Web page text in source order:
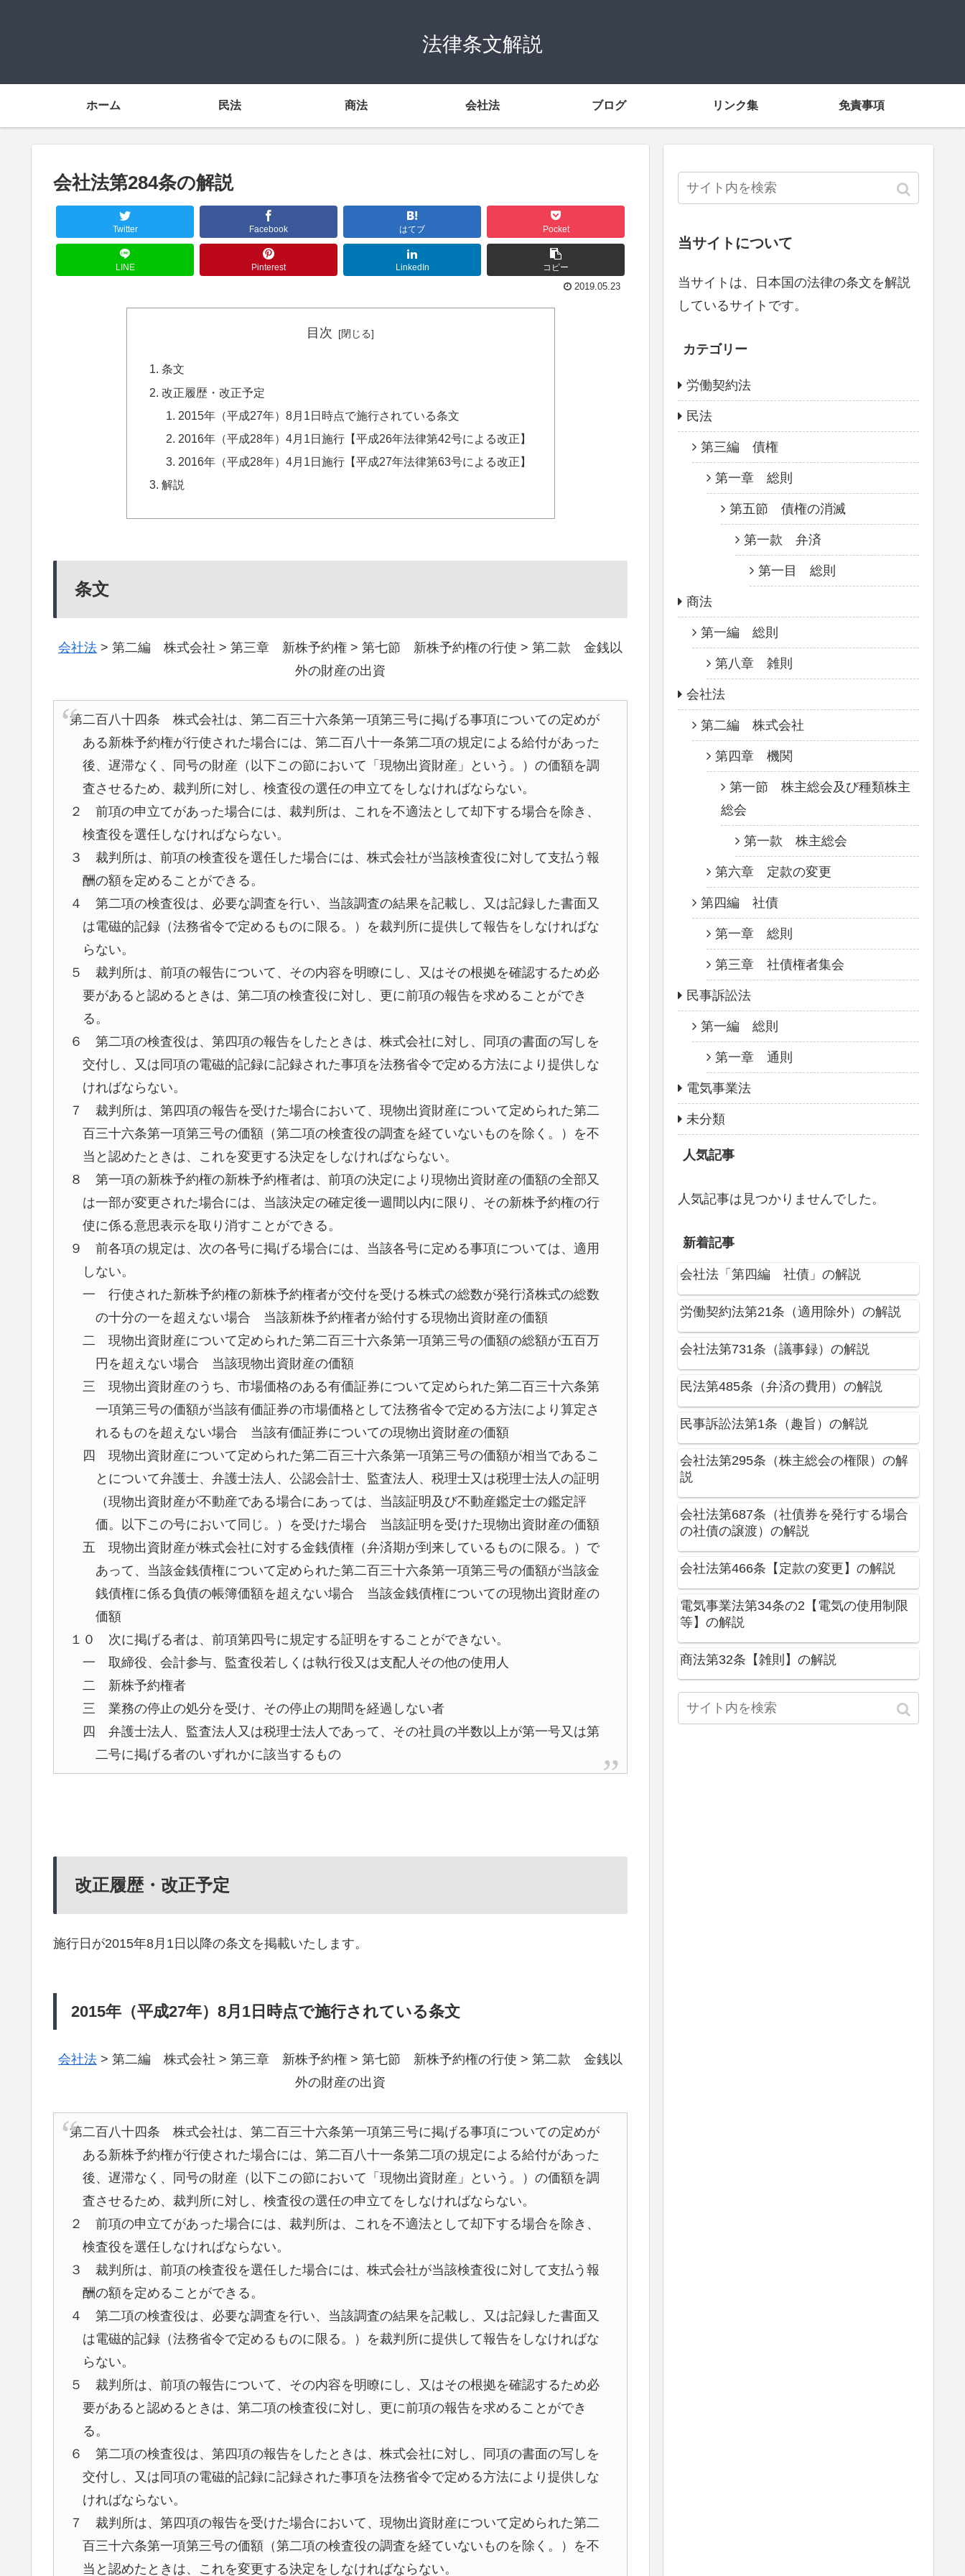
法律条文解説
ホーム 民法 商法 会社法 ブログ リンク集 免責事項
会社法第284条の解説
Twitter Facebook はてブ Pocket
LINE Pinterest LinkedIn
コピー
2019.05.23
目次
条文
改正履歴・改正予定
2015年（平成27年）8月1日時点で施行されている条文
2016年（平成28年）4月1日施行【平成26年法律第42号による改正】
2016年（平成28年）4月1日施行【平成27年法律第63号による改正】
解説
条文
会社法 > 第二編 株式会社 > 第三章 新株予約権 > 第七節 新株予約権の行使 > 第二款 金銭以
外の財産の出資
第二百八十四条 株式会社は、第二百三十六条第一項第三号に掲げる事項についての定めが
ある新株予約権が行使された場合には、第二百八十一条第二項の規定による給付があった
後、遅滞なく、同号の財産（以下この節において「現物出資財産」という。）の価額を調
査させるため、裁判所に対し、検査役の選任の申立てをしなければならない。
２ 前項の申立てがあった場合には、裁判所は、これを不適法として却下する場合を除き、
検査役を選任しなければならない。
３ 裁判所は、前項の検査役を選任した場合には、株式会社が当該検査役に対して支払う報
酬の額を定めることができる。
４ 第二項の検査役は、必要な調査を行い、当該調査の結果を記載し、又は記録した書面又
は電磁的記録（法務省令で定めるものに限る。）を裁判所に提供して報告をしなければな
らない。
５ 裁判所は、前項の報告について、その内容を明瞭にし、又はその根拠を確認するため必
要があると認めるときは、第二項の検査役に対し、更に前項の報告を求めることができ
る。
６ 第二項の検査役は、第四項の報告をしたときは、株式会社に対し、同項の書面の写しを
交付し、又は同項の電磁的記録に記録された事項を法務省令で定める方法により提供しな
ければならない。
７ 裁判所は、第四項の報告を受けた場合において、現物出資財産について定められた第二
百三十六条第一項第三号の価額（第二項の検査役の調査を経ていないものを除く。）を不
当と認めたときは、これを変更する決定をしなければならない。
８ 第一項の新株予約権の新株予約権者は、前項の決定により現物出資財産の価額の全部又
は一部が変更された場合には、当該決定の確定後一週間以内に限り、その新株予約権の行
使に係る意思表示を取り消すことができる。
９ 前各項の規定は、次の各号に掲げる場合には、当該各号に定める事項については、適用
しない。
一 行使された新株予約権の新株予約権者が交付を受ける株式の総数が発行済株式の総数
の十分の一を超えない場合 当該新株予約権者が給付する現物出資財産の価額
二 現物出資財産について定められた第二百三十六条第一項第三号の価額の総額が五百万
円を超えない場合 当該現物出資財産の価額
三 現物出資財産のうち、市場価格のある有価証券について定められた第二百三十六条第
一項第三号の価額が当該有価証券の市場価格として法務省令で定める方法により算定さ
れるものを超えない場合 当該有価証券についての現物出資財産の価額
四 現物出資財産について定められた第二百三十六条第一項第三号の価額が相当であるこ
とについて弁護士、弁護士法人、公認会計士、監査法人、税理士又は税理士法人の証明
（現物出資財産が不動産である場合にあっては、当該証明及び不動産鑑定士の鑑定評
価。以下この号において同じ。）を受けた場合 当該証明を受けた現物出資財産の価額
五 現物出資財産が株式会社に対する金銭債権（弁済期が到来しているものに限る。）で
あって、当該金銭債権について定められた第二百三十六条第一項第三号の価額が当該金
銭債権に係る負債の帳簿価額を超えない場合 当該金銭債権についての現物出資財産の
価額
１０ 次に掲げる者は、前項第四号に規定する証明をすることができない。
一 取締役、会計参与、監査役若しくは執行役又は支配人その他の使用人
二 新株予約権者
三 業務の停止の処分を受け、その停止の期間を経過しない者
四 弁護士法人、監査法人又は税理士法人であって、その社員の半数以上が第一号又は第
二号に掲げる者のいずれかに該当するもの
改正履歴・改正予定
施行日が2015年8月1日以降の条文を掲載いたします。
2015年（平成27年）8月1日時点で施行されている条文
会社法 > 第二編 株式会社 > 第三章 新株予約権 > 第七節 新株予約権の行使 > 第二款 金銭以
外の財産の出資
第二百八十四条 株式会社は、第二百三十六条第一項第三号に掲げる事項についての定めが
ある新株予約権が行使された場合には、第二百八十一条第二項の規定による給付があった
後、遅滞なく、同号の財産（以下この節において「現物出資財産」という。）の価額を調
査させるため、裁判所に対し、検査役の選任の申立てをしなければならない。
２ 前項の申立てがあった場合には、裁判所は、これを不適法として却下する場合を除き、
検査役を選任しなければならない。
３ 裁判所は、前項の検査役を選任した場合には、株式会社が当該検査役に対して支払う報
酬の額を定めることができる。
４ 第二項の検査役は、必要な調査を行い、当該調査の結果を記載し、又は記録した書面又
は電磁的記録（法務省令で定めるものに限る。）を裁判所に提供して報告をしなければな
らない。
５ 裁判所は、前項の報告について、その内容を明瞭にし、又はその根拠を確認するため必
要があると認めるときは、第二項の検査役に対し、更に前項の報告を求めることができ
る。
６ 第二項の検査役は、第四項の報告をしたときは、株式会社に対し、同項の書面の写しを
交付し、又は同項の電磁的記録に記録された事項を法務省令で定める方法により提供しな
ければならない。
７ 裁判所は、第四項の報告を受けた場合において、現物出資財産について定められた第二
百三十六条第一項第三号の価額（第二項の検査役の調査を経ていないものを除く。）を不
当と認めたときは、これを変更する決定をしなければならない。
当サイトについて
当サイトは、日本国の法律の条文を解説
しているサイトです。
カテゴリー
労働契約法
民法
第三編 債権
第一章 総則
第五節 債権の消滅
第一款 弁済
第一目 総則
商法
第一編 総則
第八章 雑則
会社法
第二編 株式会社
第四章 機関
第一節 株主総会及び種類株主
総会
第一款 株主総会
第六章 定款の変更
第四編 社債
第一章 総則
第三章 社債権者集会
民事訴訟法
第一編 総則
第一章 通則
電気事業法
未分類
人気記事
人気記事は見つかりませんでした。
新着記事
会社法「第四編 社債」の解説
労働契約法第21条（適用除外）の解説
会社法第731条（議事録）の解説
民法第485条（弁済の費用）の解説
民事訴訟法第1条（趣旨）の解説
会社法第295条（株主総会の権限）の解
説
会社法第687条（社債券を発行する場合
の社債の譲渡）の解説
会社法第466条【定款の変更】の解説
電気事業法第34条の2【電気の使用制限
等】の解説
商法第32条【雑則】の解説